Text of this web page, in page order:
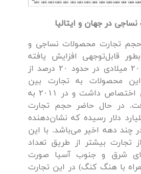
در جهان و ایتالیا
تجارت محصولات نساجی و
قابل‌توجهی افزایش یافته
است. در سال ۲۰۰۰ میلادی در حدود ۲۰ درصد از
محصولات به تجارت بین
کشورهای آسیایی اختصاص داشت و در ۲۰۱۱ به
در حال حاضر حجم تجارت
به ۱۸۰ میلیارد دلار رسیده که نشان‌دهنده
چند دهه اخیر می‌باشد. با این
تجارت بیشتر از طریق تعداد
شرق و جنوب آسیا صورت
با هنگ کنگ) در این تجارت